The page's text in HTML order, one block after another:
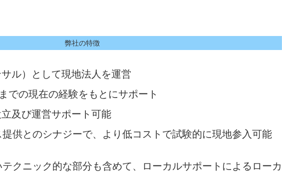
弊社の特徴
ル）として現地法人を運営
での現在の経験をもとにサポート
及び運営サポート可能
供とのシナジーで、より低コストで試験的に現地参入可能
クニック的な部分も含めて、ローカルサポートによるローカ